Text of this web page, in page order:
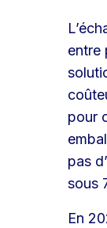
entre
pour
pas
sous
En